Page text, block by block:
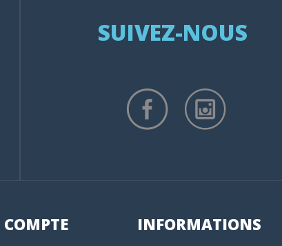
SUIVEZ-NOUS
COMPTE INFORMATIONS